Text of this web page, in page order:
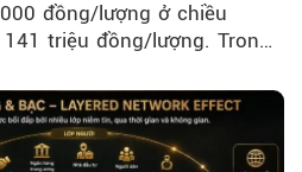
đồng/lượng ở chiều
triệu đồng/lượng. Trong
ounce.